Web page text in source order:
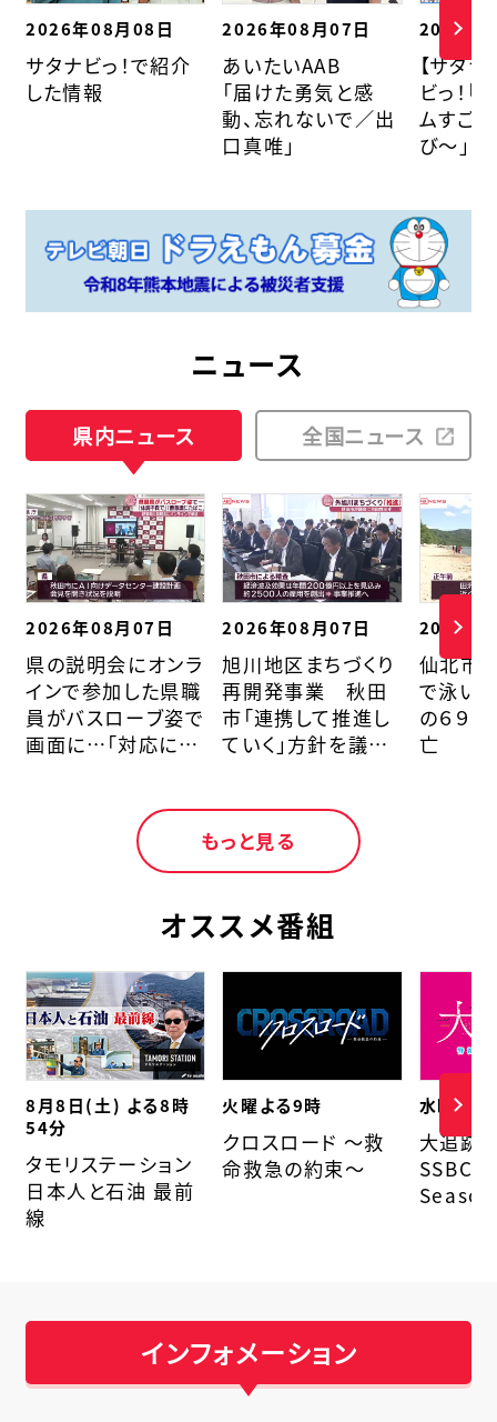
2026年08月08日
サタナビっ！で紹介
した情報
2026年08月07日
あいたいAAB
「届けた勇気と感
動、忘れないで／出
口真唯」
2026年
【サタナ
ビっ！「
ムすご
び～」
ニュース
県内ニュース 全国ニュース
2026年08月07日
県の説明会にオンラ
インで参加した県職
員がバスローブ姿で
画面に…「対応に問
2026年08月07日
旭川地区まちづくり
再開発事業 秋田
市「連携して推進し
ていく」方針を議会
2026年
仙北市
で泳い
の６９
亡 ／
もっと見る
オススメ番組
8月8日(土) よる8時
54分
タモリステーション
日本人と石油 最前
線
火曜よる9時
クロスロード ～救
命救急の約束～
水曜 よ
大追跡
SSBC
インフォメーション